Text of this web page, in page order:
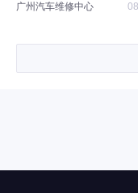
广州汽车维修中心